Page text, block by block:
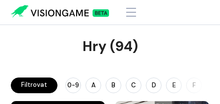
Hry (94)
Filtrovat 0-9 A B C D E F